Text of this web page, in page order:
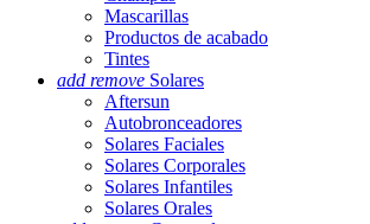
Mascarillas
Productos de acabado
Tintes
add remove Solares
Aftersun
Autobronceadores
Solares Faciales
Solares Corporales
Solares Infantiles
Solares Orales